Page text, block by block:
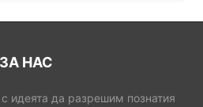
ЗА НАС
идеята да разрешим познатия